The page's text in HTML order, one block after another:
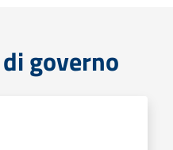
governo